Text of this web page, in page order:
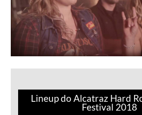
Lineup do Alcatraz Hard
Festival 2018